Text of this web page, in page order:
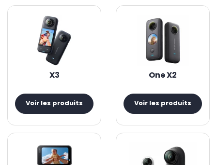
X3
Voir les produits
One X2
Voir les produits